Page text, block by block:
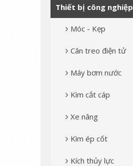
Thiết bị công nghiệp
Móc - Kẹp
Cân treo điện tử
Máy bơm nước
Kìm cắt cáp
Xe nâng
Kìm ép cốt
Kích thủy lực